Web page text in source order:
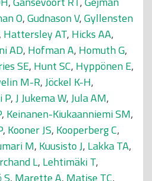
O,Gudnason V,Gyllensten
, Hattersley AT, Hicks AA,
AD, Hofman A, Homuth G,
SE, Hunt SC, Hyppönen E,
M-R,Jöckel K-H,
P,J Jukema W,Jula AM,
, Keinanen-Kiukaanniemi SM,
, Kooner JS, Kooperberg C,
M, Kuusisto J, Lakka TA,
L, Lehtimäki T,
, Marette A, Matise TC,